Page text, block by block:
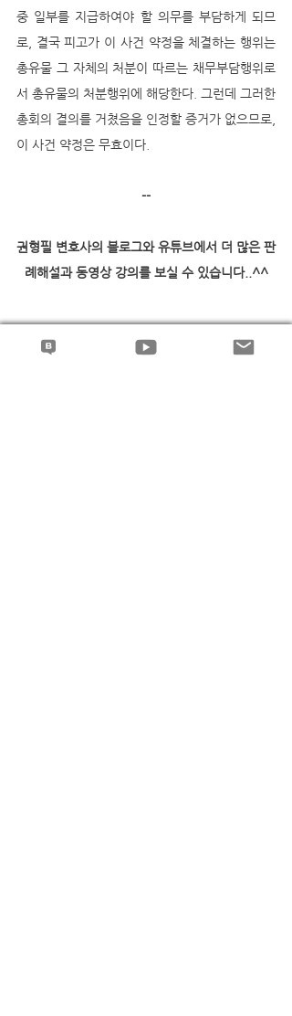
중 일부를 지급하여야 할 의무를 부담하게 되므
로, 결국 피고가 이 사건 약정을 체결하는 행위는
총유물 그 자체의 처분이 따르는 채무부담행위로
서 총유물의 처분행위에 해당한다. 그런데 그러한
총회의 결의를 거쳤음을 인정할 증거가 없으므로,
이 사건 약정은 무효이다.
--
권형필 변호사의 블로그와 유튜브에서 더 많은 판
례해설과 동영상 강의를 보실 수 있습니다..^^